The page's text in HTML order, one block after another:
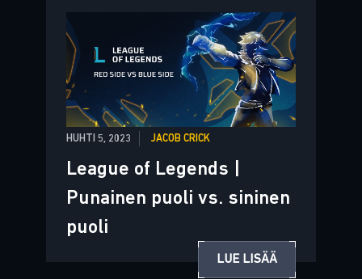
HUHTI 5, 2023 JACOB CRICK
League of Legends |
Punainen puoli vs. sininen
puoli
LUE LISÄÄ